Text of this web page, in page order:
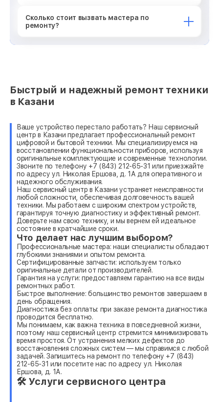
Сколько стоит вызвать мастера по
ремонту?
Быстрый и надежный ремонт техники
в Казани
Ваше устройство перестало работать? Наш сервисный
центр в Казани предлагает профессиональный ремонт
цифровой и бытовой техники. Мы специализируемся на
восстановлении функциональности приборов, используя
оригинальные комплектующие и современные технологии.
Звоните по телефону +7 (843) 212-65-31 или приезжайте
по адресу ул. Николая Ершова, д. 1А для оперативного и
надежного обслуживания.
Наш сервисный центр в Казани устраняет неисправности
любой сложности, обеспечивая долговечность вашей
техники. Мы работаем с широким спектром устройств,
гарантируя точную диагностику и эффективный ремонт.
Доверьте нам свою технику, и мы вернем ей идеальное
состояние в кратчайшие сроки.
Что делает нас лучшим выбором?
Профессиональные мастера: наши специалисты обладают
глубокими знаниями и опытом ремонта.
Сертифицированные запчасти: используем только
оригинальные детали от производителей.
Гарантия на услуги: предоставляем гарантию на все виды
ремонтных работ.
Быстрое выполнение: большинство ремонтов завершаем в
день обращения.
Диагностика без оплаты: при заказе ремонта диагностика
проводится бесплатно.
Мы понимаем, как важна техника в повседневной жизни,
поэтому наш сервисный центр стремится минимизировать
время простоя. От устранения мелких дефектов до
восстановления сложных систем — мы справимся с любой
задачей. Запишитесь на ремонт по телефону +7 (843)
212-65-31 или посетите нас по адресу ул. Николая
Ершова, д. 1А.
🛠 Услуги сервисного центра